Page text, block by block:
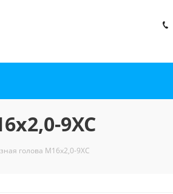
9XC
голова М16x2,0-9XC